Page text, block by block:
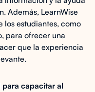
Además, LearnWise
los estudiantes, como
para ofrecer una
que la experiencia
para capacitar al